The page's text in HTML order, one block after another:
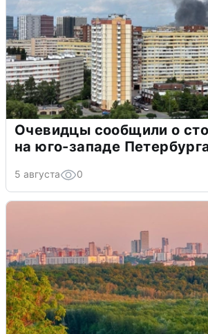
Очевидцы сообщили о
на юго-западе
5 августа 0